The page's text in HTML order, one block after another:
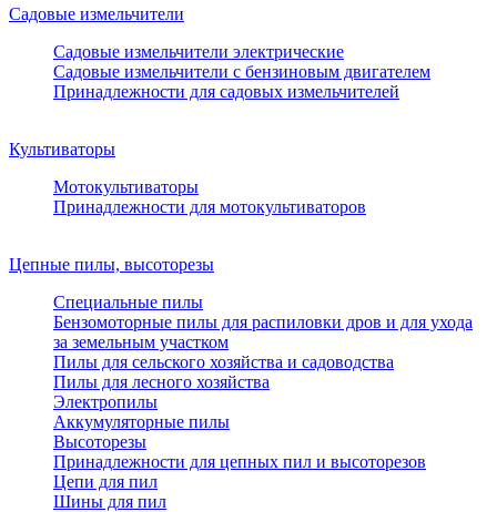
Садовые измельчители
Садовые измельчители электрические
Садовые измельчители с бензиновым двигателем
Принадлежности для садовых измельчителей
Культиваторы
Мотокультиваторы
Принадлежности для мотокультиваторов
Цепные пилы, высоторезы
Специальные пилы
Бензомоторные пилы для распиловки дров и для ухода
за земельным участком
Пилы для сельского хозяйства и садоводства
Пилы для лесного хозяйства
Электропилы
Аккумуляторные пилы
Высоторезы
Принадлежности для цепных пил и высоторезов
Цепи для пил
Шины для пил